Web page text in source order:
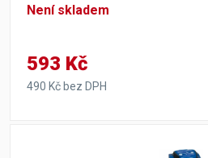
Není skladem
593 Kč
490 Kč bez DPH